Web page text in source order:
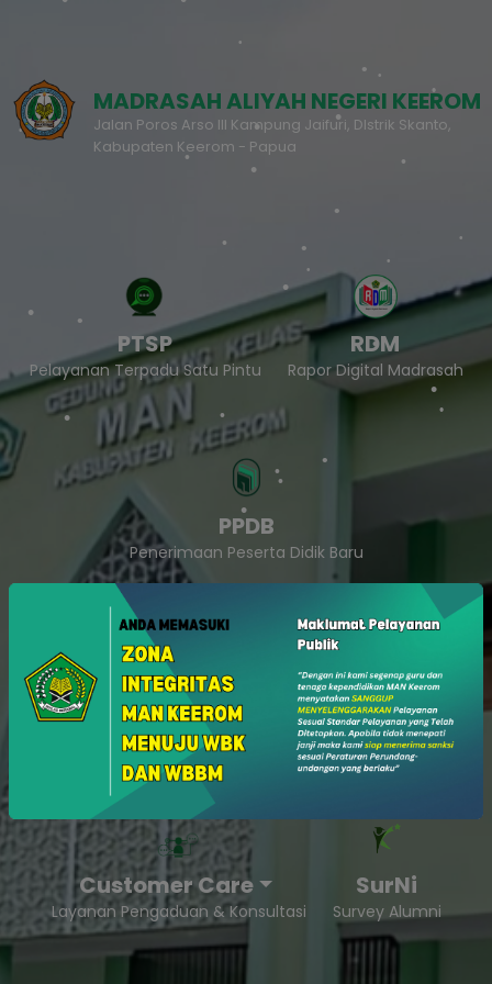
MADRASAH ALIYAH NEGERI KEEROM
Jalan Poros Arso III Kampung Jaifuri, DIstrik Skanto,
Kabupaten Keerom - Papua
PTSP
Pelayanan Terpadu Satu Pintu
RDM
Rapor Digital Madrasah
PPDB
Penerimaan Peserta Didik Baru
SukaSam
Survey Kepuasan Masyarakat
Customer Care
Layanan Pengaduan & Konsultasi
SurNi
Survey Alumni